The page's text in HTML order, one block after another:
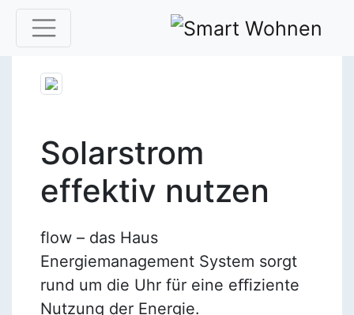
Solarstrom
effektiv nutzen
flow – das Haus
Energiemanagement System sorgt
rund um die Uhr für eine eﬃziente
Nutzung der Energie.